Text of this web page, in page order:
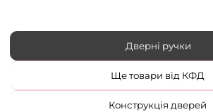
Дверні ручки
Ще товари від КФД
Конструкція дверей